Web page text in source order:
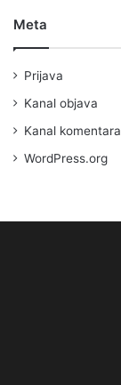
Meta
Prijava
Kanal objava
Kanal komentara
WordPress.org